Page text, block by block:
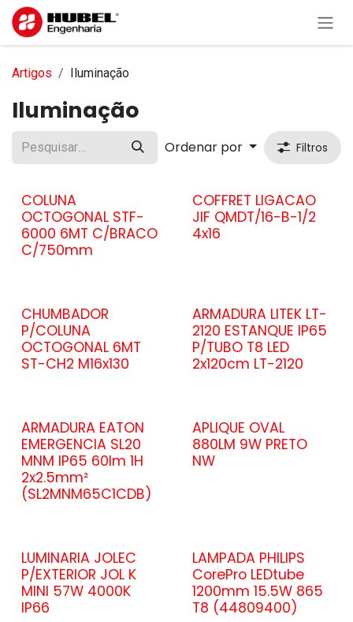
Pular para o conteúdo
Artigos Iluminação
Iluminação
Ordenar por Filtros
COLUNA
OCTOGONAL STF-
6000 6MT C/BRACO
C/750mm
COFFRET LIGACAO
JIF QMDT/16-B-1/2
4x16
CHUMBADOR
P/COLUNA
OCTOGONAL 6MT
ST-CH2 M16x130
ARMADURA LITEK LT-
2120 ESTANQUE IP65
P/TUBO T8 LED
2x120cm LT-2120
ARMADURA EATON
EMERGENCIA SL20
MNM IP65 60lm 1H
2x2.5mm²
(SL2MNM65C1CDB)
APLIQUE OVAL
880LM 9W PRETO
NW
LUMINARIA JOLEC
P/EXTERIOR JOL K
MINI 57W 4000K
IP66
LAMPADA PHILIPS
CorePro LEDtube
1200mm 15.5W 865
T8 (44809400)